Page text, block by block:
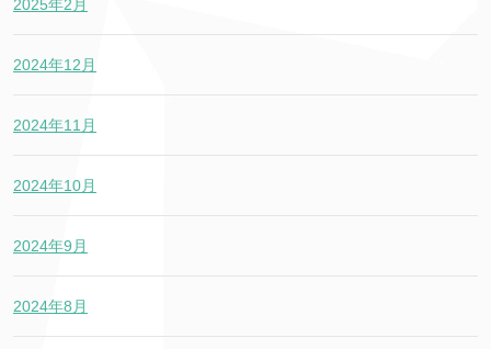
2025年2月
2024年12月
2024年11月
2024年10月
2024年9月
2024年8月